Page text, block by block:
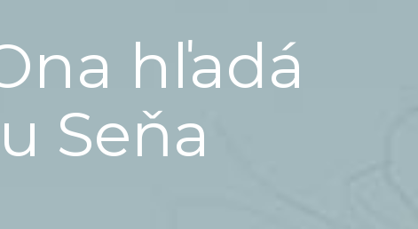
hľadá
Seňa